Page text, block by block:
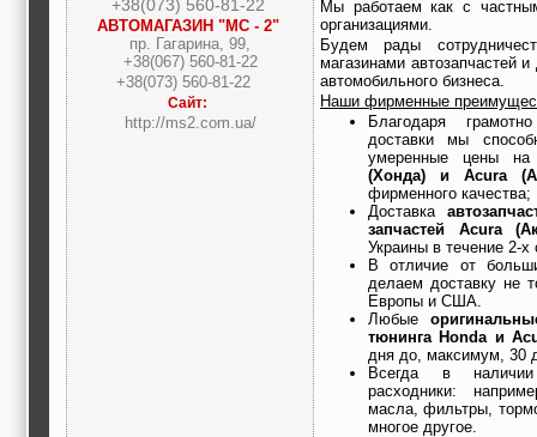
отделочные
материалы,
строительные
машины и техника,
все для
коммуникаций
Туризм, отдых,
путешествия,
авиакомпании, ж/д
перевозки,
пансионаты, отели,
гостинницы
Трудоустройство,
кадровые агентства,
крюининг
Программирование
сайта
+38(073) 560-81-22
АВТОМАГАЗИН "МС - 2"
пр. Гагарина, 99,
+38(067) 560-81-22
+38(073) 560-81-22
Сайт:
http://ms2.com.ua/
Мы работаем как с
организациями.
Будем рады
магазинами автозапчастей
автомобильного бизнеса.
Наши фирменные
Благодаря
доставки мы
умеренные цены
(Хонда) и Acura
фирменного качества;
Доставка
запчастей Acura
Украины в течение 2-х
В отличие от
делаем доставку не
Европы и США.
Любые
тюнинга Honda и
дня до, максимум, 30
Всегда в
расходники:
масла, фильтры,
многое другое.